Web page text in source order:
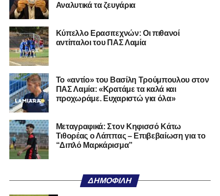
Ο 24χρονος τερματοφύλακας (γεννημένος στις
27/06/2002) προέρχεται επίσης από μία γεμάτη χρονιά
στη Γ’ Εθνική με τον ΠΑΣ Λαμία. Στο παρελθόν
αγωνίστηκε στον Λεβαδειακό, ενώ πέρασε και από ομάδες
της Serie D στην Ιταλία, όπως οι Nocerina, S. Maria
Cilento και Castrovillari, έχοντας ξεκινήσει την
ποδοσφαιρική του διαδρομή από τον Απόλλωνα Σμύρνης.
Τον καλωσορίζουμε στην οικογένεια του Σαρωνικού και
του ευχόμαστε υγεία και επιτυχίες.»
Ακολουθήστε τοlamiara.grστοGoogle Newsγια να
μαθαίνετε πρώτοι τα κυανόλευκα νέα στην Ελλάδα και τον
Twitterκαι στοInstagram
μαθαίνετε σε χρόνο dt όλα τα νέα.
Αναλυτικά τα ζευγάρια
Κύπελλο Ερασιτεχνών: Οι πιθανοί
αντίπαλοι του ΠΑΣ Λαμία
Το «αντίο» του Βασίλη Τρούμπουλου στον
ΠΑΣ Λαμία: «Κρατάμε τα καλά και
προχωράμε. Ευχαριστώ για όλα»
Μεταγραφικά: Στον Κηφισσό Κάτω
Τιθορέας ο Λάππας – Επιβεβαίωση για το
“Διπλό Μαρκάρισμα”
ΔΗΜΟΦΙΛΉ